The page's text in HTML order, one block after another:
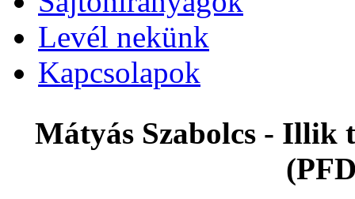
Levél nekünk
Kapcsolapok
Mátyás Szabolcs - Illik